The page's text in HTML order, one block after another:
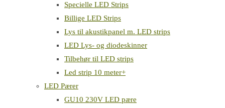
Specielle LED Strips
Billige LED Strips
Lys til akustikpanel m. LED strips
LED Lys- og diodeskinner
Tilbehør til LED strips
Led strip 10 meter+
LED Pærer
GU10 230V LED pære